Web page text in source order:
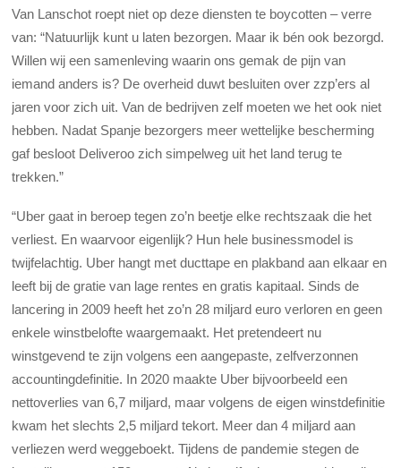
Van Lanschot roept niet op deze diensten te boycotten – verre
van: “Natuurlijk kunt u laten bezorgen. Maar ik bén ook bezorgd.
Willen wij een samenleving waarin ons gemak de pijn van
iemand anders is? De overheid duwt besluiten over zzp’ers al
jaren voor zich uit. Van de bedrijven zelf moeten we het ook niet
hebben. Nadat Spanje bezorgers meer wettelijke bescherming
gaf besloot Deliveroo zich simpelweg uit het land terug te
trekken.”
“Uber gaat in beroep tegen zo’n beetje elke rechtszaak die het
verliest. En waarvoor eigenlijk? Hun hele businessmodel is
twijfelachtig. Uber hangt met ducttape en plakband aan elkaar en
leeft bij de gratie van lage rentes en gratis kapitaal. Sinds de
lancering in 2009 heeft het zo’n 28 miljard euro verloren en geen
enkele winstbelofte waargemaakt. Het pretendeert nu
winstgevend te zijn volgens een aangepaste, zelfverzonnen
accountingdefinitie. In 2020 maakte Uber bijvoorbeeld een
nettoverlies van 6,7 miljard, maar volgens de eigen winstdefinitie
kwam het slechts 2,5 miljard tekort. Meer dan 4 miljard aan
verliezen werd weggeboekt. Tijdens de pandemie stegen de